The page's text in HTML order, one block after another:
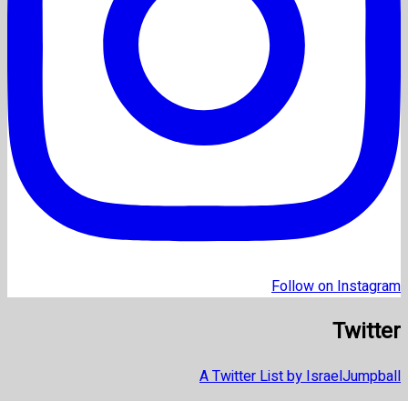
Follow on Instagram
Twitter
A Twitter List by IsraelJumpball